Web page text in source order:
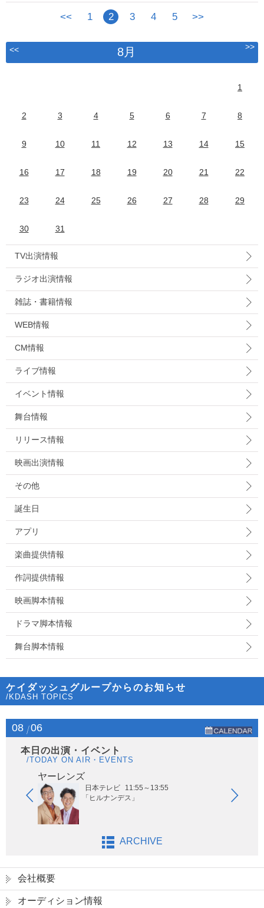
<< 1 2 3 4 5 >>
<< 8月 >>
1
2 3 4 5 6 7 8
9 10 11 12 13 14 15
16 17 18 19 20 21 22
23 24 25 26 27 28 29
30 31
TV出演情報
ラジオ出演情報
雑誌・書籍情報
WEB情報
CM情報
ライブ情報
イベント情報
舞台情報
リリース情報
映画出演情報
その他
誕生日
アプリ
楽曲提供情報
作詞提供情報
映画脚本情報
ドラマ脚本情報
舞台脚本情報
ケイダッシュグループからのお知らせ
/KDASH TOPICS
08 06
本日の出演・イベント
/TODAY ON AIR・EVENTS
ヤーレンズ
日本テレビ
11:55～13:55
「ヒルナンデス」
ARCHIVE
会社概要
オーディション情報